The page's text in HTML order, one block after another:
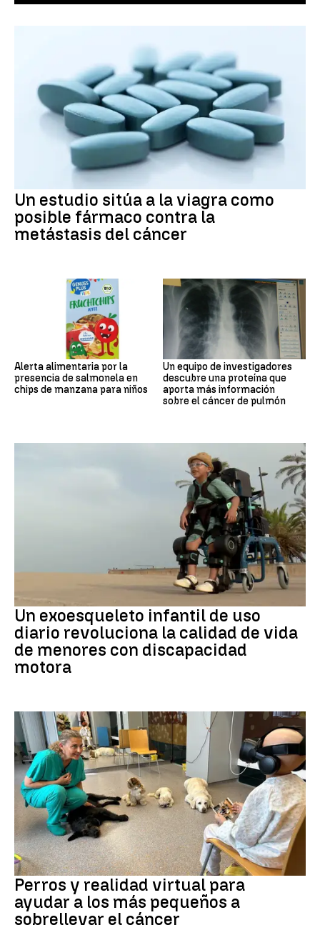
Un estudio sitúa a la viagra como
posible fármaco contra la
metástasis del cáncer
Alerta alimentaria por la
presencia de salmonela en
chips de manzana para niños
Un equipo de investigadores
descubre una proteína que
aporta más información
sobre el cáncer de pulmón
DISCAPACIDAD
Un exoesqueleto infantil de uso
diario revoluciona la calidad de vida
de menores con discapacidad
motora
Galicia
Perros y realidad virtual para
ayudar a los más pequeños a
sobrellevar el cáncer